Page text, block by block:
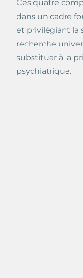
Ces quatre
dans un cadre
et privilégiant la
recherche
substituer à la
psychiatrique.